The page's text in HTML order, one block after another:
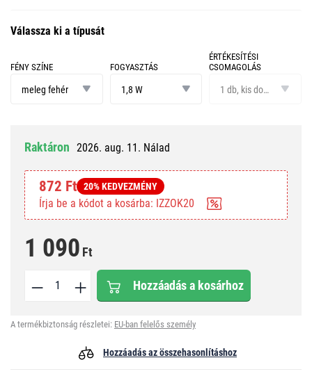
Válassza ki a típusát
FÉNY SZÍNE
színemeleg fehér
FOGYASZTÁS
1,8 W
ÉRTÉKESÍTÉSI
CSOMAGOLÁS
csomagolás
1 db, kis doboz
Raktáron 2026. aug. 11. Nálad
872 Ft 20% KEDVEZMÉNY
Írja be a kódot a kosárba: IZZOK20
1 090 Ft
Hozzáadás a kosárhoz
A termékbiztonság részletei: EU-ban felelős személy
Hozzáadás az összehasonlításhoz